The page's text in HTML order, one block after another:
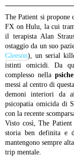
The Patient si propone
FX on Hulu, la cui
il terapista Alan
ostaggio da un suo
Gleeson), un serial
istinti omicidi. Da
complesso nella
messi al centro di
demoni interiori da
psicopatia omicida di
con la recente
Visto così, The Patient
storia ben definita e
mantengono sempre
trip mentale.